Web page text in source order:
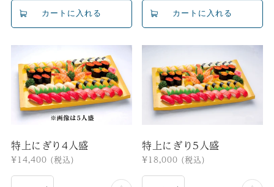
特上にぎり4人盛
通
¥14,400 (税込)
特上にぎり5人盛
通
¥18,000 (税込)